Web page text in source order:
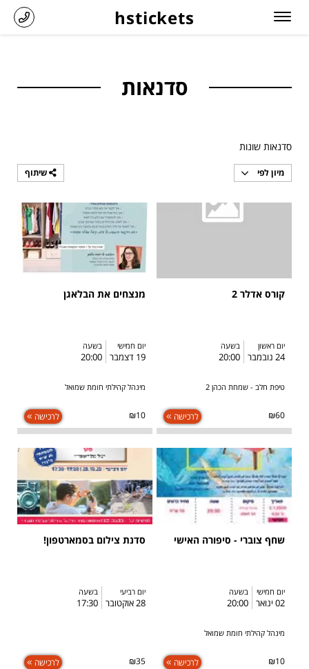
hstickets
סדנאות
סדנאות שונות
מיון לפי
קורס אדלר 2
יום ראשון
24 נובמבר
בשעה
20:00
טיפת חלב - שמחת הכהן 2
₪60 לרכישה
מנצחים את הבלאגן
יום חמישי
19 דצמבר
בשעה
20:00
מינהל קהילתי חומת שמואל
₪10 לרכישה
שחף צוברי - סיפורה האישי
יום חמישי
02 ינואר
בשעה
20:00
מינהל קהילתי חומת שמואל
₪10 לרכישה
סדנת צילום בסמארטפון!
יום רביעי
28 אוקטובר
בשעה
17:30
₪35 לרכישה